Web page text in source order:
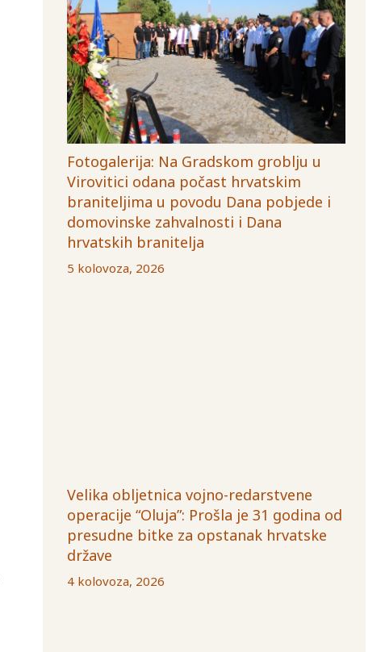
Fotogalerija: Na Gradskom groblju u
Virovitici odana počast hrvatskim
braniteljima u povodu Dana pobjede i
domovinske zahvalnosti i Dana
hrvatskih branitelja
5 kolovoza, 2026
Velika obljetnica vojno-redarstvene
operacije “Oluja”: Prošla je 31 godina od
presudne bitke za opstanak hrvatske
države
4 kolovoza, 2026